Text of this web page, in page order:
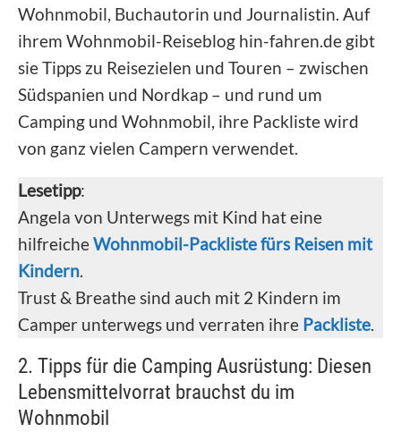
Wohnmobil, Buchautorin und Journalistin. Auf
ihrem Wohnmobil-Reiseblog hin-fahren.de gibt
sie Tipps zu Reisezielen und Touren – zwischen
Südspanien und Nordkap – und rund um
Camping und Wohnmobil, ihre Packliste wird
von ganz vielen Campern verwendet.
Lesetipp:
Angela von Unterwegs mit Kind hat eine
hilfreicheWohnmobil-Packliste fürs Reisen mit
Kindern.
Trust & Breathe sind auch mit 2 Kindern im
Camper unterwegs und verraten ihre Packliste.
2. Tipps für die Camping Ausrüstung: Diesen
Lebensmittelvorrat brauchst du im
Wohnmobil